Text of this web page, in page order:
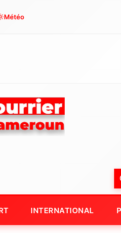
Météo
INTERNATIONAL